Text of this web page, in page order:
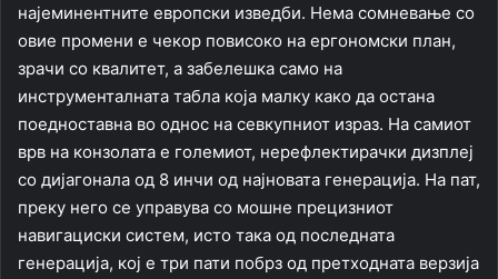
најеминентните европски изведби. Нема сомневање со
овие промени е чекор повисоко на ергономски план,
зрачи со квалитет, а забелешка само на
инструменталната табла која малку како да остана
поедноставна во однос на севкупниот израз. На самиот
врв на конзолата е големиот, нерефлектирачки дизплеј
со дијагонала од 8 инчи од најновата генерација. На пат,
преку него се управува со мошне прецизниот
навигациски систем, исто така од последната
генерација, кој е три пати побрз од претходната верзија